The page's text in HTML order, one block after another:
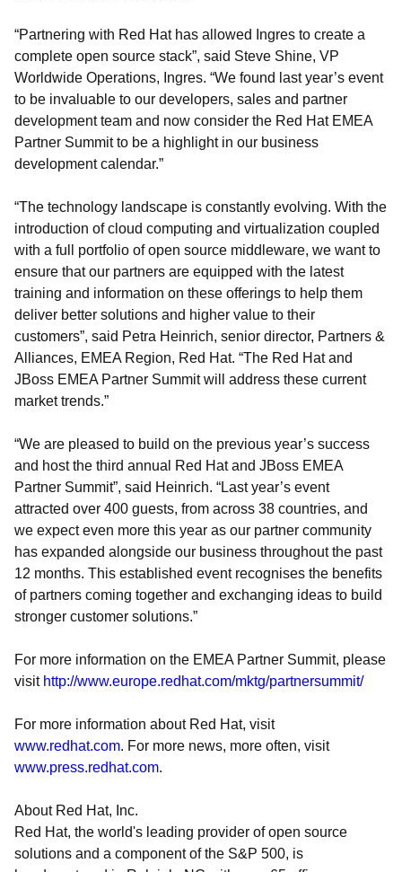
“Partnering with Red Hat has allowed Ingres to create a
complete open source stack”, said Steve Shine, VP
Worldwide Operations, Ingres. “We found last year’s event
to be invaluable to our developers, sales and partner
development team and now consider the Red Hat EMEA
Partner Summit to be a highlight in our business
development calendar.”
“The technology landscape is constantly evolving. With the
introduction of cloud computing and virtualization coupled
with a full portfolio of open source middleware, we want to
ensure that our partners are equipped with the latest
training and information on these offerings to help them
deliver better solutions and higher value to their
customers”, said Petra Heinrich, senior director, Partners &
Alliances, EMEA Region, Red Hat. “The Red Hat and
JBoss EMEA Partner Summit will address these current
market trends.”
“We are pleased to build on the previous year’s success
and host the third annual Red Hat and JBoss EMEA
Partner Summit”, said Heinrich. “Last year’s event
attracted over 400 guests, from across 38 countries, and
we expect even more this year as our partner community
has expanded alongside our business throughout the past
12 months. This established event recognises the benefits
of partners coming together and exchanging ideas to build
stronger customer solutions.”
For more information on the EMEA Partner Summit, please
visit http://www.europe.redhat.com/mktg/partnersummit/
For more information about Red Hat, visit
www.redhat.com. For more news, more often, visit
www.press.redhat.com.
About Red Hat, Inc.
Red Hat, the world's leading provider of open source
solutions and a component of the S&P 500, is